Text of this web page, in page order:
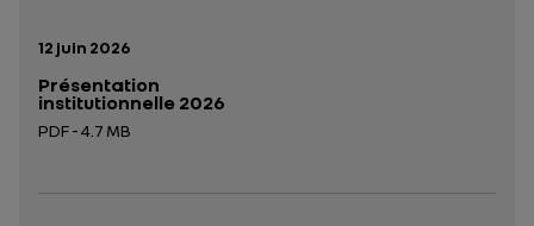
Date de publication:
12 juin 2026
Présentation
institutionnelle 2026
PDF - 4.7 MB